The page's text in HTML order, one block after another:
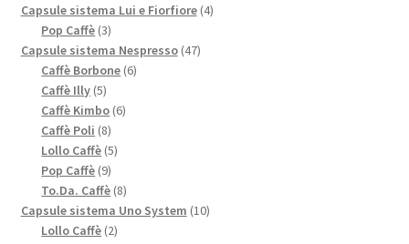
prodotti
Capsule sistema Lui e Fiorfiore 44
Pop Caffè 33
prodotti
Capsule sistema Nespresso 4747
Caffè Borbone 66
Caffè Illy 55
prodotti
Caffè Kimbo 66
Caffè Poli 88
prodotti
Lollo Caffè 55
Pop Caffè 99
prodotti
To.Da. Caffè 88
prodotti
Capsule sistema Uno System 1010
Lollo Caffè 22